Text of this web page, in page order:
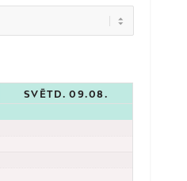
SVĒTD. 09.08.